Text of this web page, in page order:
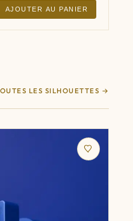
AJOUTER AU PANIER
LES SILHOUETTES